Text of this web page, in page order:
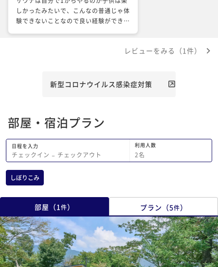
しかったみたいで、こんなの普通じゃ体
験できないことなので良い経験ができま
レビューをみる（1件）
新型コロナウイルス感染症対策
部屋・宿泊プラン
日程を入力
チェックイン − チェックアウト
利用人数
2名
しぼりこみ
部屋 （1 件） プラン （5件）